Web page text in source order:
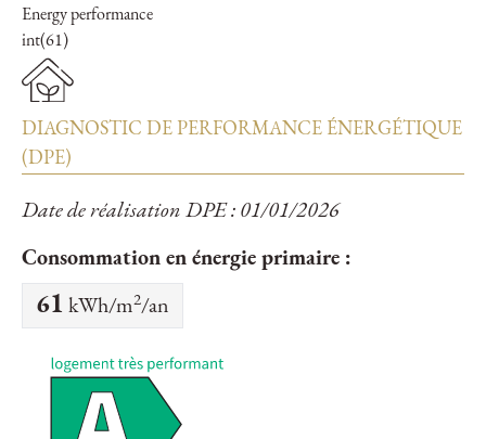
Energy performance
int(61)
DIAGNOSTIC DE PERFORMANCE ÉNERGÉTIQUE
(DPE)
Date de réalisation DPE : 01/01/2026
Consommation en énergie primaire :
61 kWh/m2/an